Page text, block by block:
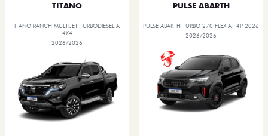
TITANO
TITANO RANCH MULTIJET TURBODIESEL AT
4X4
2026/2026
PULSE ABARTH
PULSE ABARTH TURBO 270 FLEX AT 4P 2026
2026/2026